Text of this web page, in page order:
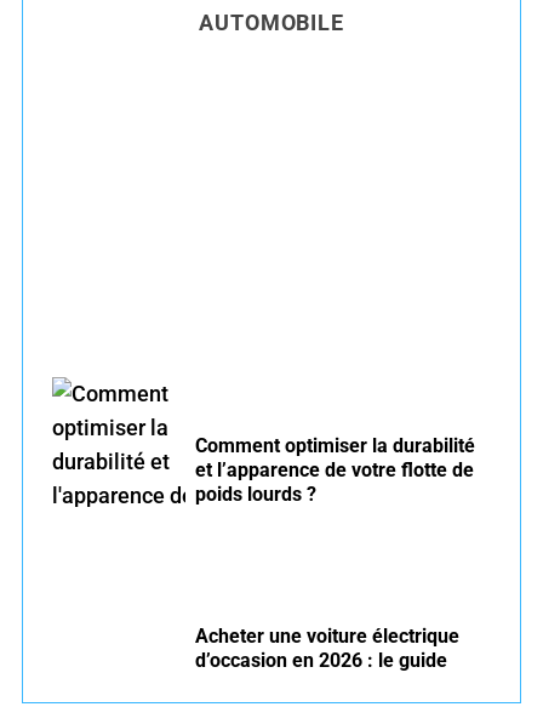
AUTOMOBILE
Comment optimiser la durabilité
et l’apparence de votre flotte de
poids lourds ?
Acheter une voiture électrique
d’occasion en 2026 : le guide